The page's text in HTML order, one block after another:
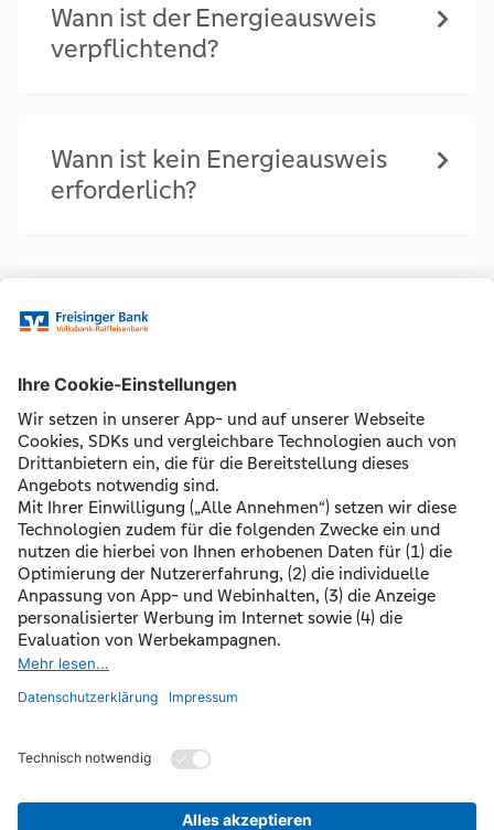
Wann ist der Energieausweis
verpflichtend?
Wann ist kein Energieausweis
erforderlich?
berechnet?
Was passiert, wenn ich keinen
Energieausweis besitze?
Wie lange ist ein Energieausweis
gültig?
2026 Freisinger Bank eGImpressum